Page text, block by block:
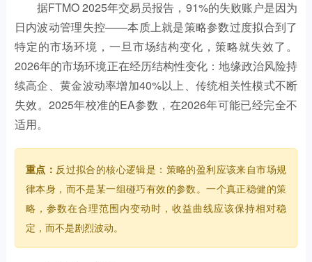
据FTMO 2025年交易员报告，91%的失败账户是因为
日内波动管理失控——本质上就是策略参数过度拟合到了
特定的市场环境，一旦市场结构变化，策略就失效了。
2026年的市场环境正在经历结构性变化：地缘政治风险持
续高企、黄金波动率增加40%以上、传统相关性模式不断
失效。2025年校准的EA参数，在2026年可能已经完全不
适用。
重点： 反过拟合的核心逻辑是：策略的盈利应该来自市场规
律本身，而不是某一组碰巧有效的参数。一个真正稳健的策
略，参数在合理范围内变动时，收益曲线应该保持相对稳
定，而不是剧烈波动。